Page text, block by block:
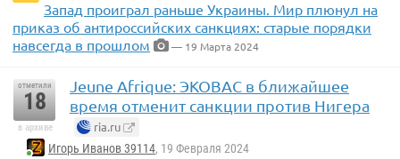
Запад проиграл раньше Украины. Мир плюнул на
приказ об антироссийских санкциях: старые порядки
навсегда в прошлом
— 19 Марта 2024
отметили
18
в архиве
Jeune Afrique: ЭКОВАС в ближайшее
время отменит санкции против Нигера
ria.ru
Игорь Иванов 39114, 19 Февраля 2024